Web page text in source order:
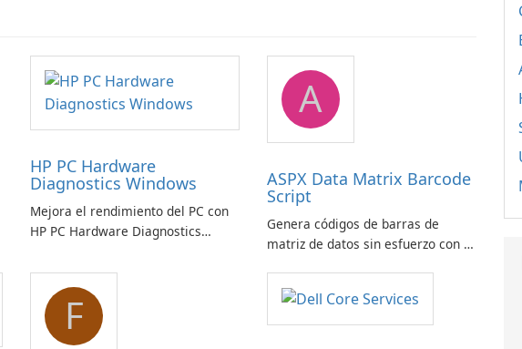
HP PC Hardware
Diagnostics Windows
Mejora el rendimiento del PC con
HP PC Hardware Diagnostics
A
ASPX Data Matrix Barcode
Script
Genera códigos de barras de
matriz de datos sin esfuerzo con el
matriz de datos ASPX
F